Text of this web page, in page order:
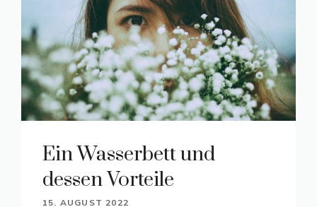
Ein Wasserbett und
dessen Vorteile
15. AUGUST 2022